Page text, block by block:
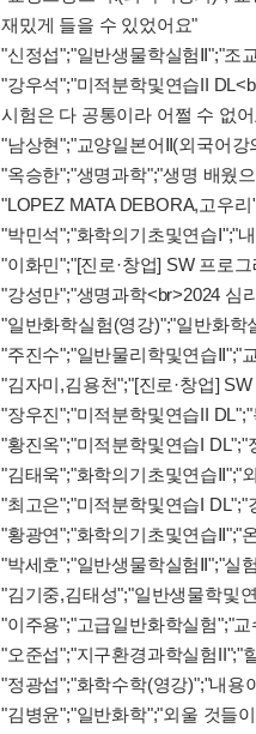
재밌게 들을 수 있었어요"
"신정섭";"일반생물학실험Ⅱ";"조
"강우석";"미적분학및연습II
시험은 다 공통이라 어쩔 수 없
"남상현";"교양일본어Ⅱ(외국어
"옥승한";"생명과학";"생명 배웠
"LOPEZ MATA DEBORA,고우
"박민석";"화학의기초및연습Ⅰ";"
"이화민";"[진로·창업] SW 프로
"강성만";"생명과학<br>2024 심
"일반화학실험(영강)";"일반화학
"주진수";"일반물리학및연습Ⅱ";"
"김자미,김용천";"[진로·창업]
"장우진";"미적분학및연습II
"황진옥";"미적분학및연습I
"김태욱";"화학의기초및연습Ⅱ";"
"최고은";"미적분학및연습I DL";"
"황광연";"화학의기초및연습Ⅱ";"
"박세호";"일반생물학실험Ⅱ";"실
"김기중,김태성";"일반생물학및
"이주용";"고급일반화학실험";"
"오준섭";"지구환경과학실험II";"
"정광섭";"화학수학(영강)";"내용
"김병윤";"일반화학";"외울 것들